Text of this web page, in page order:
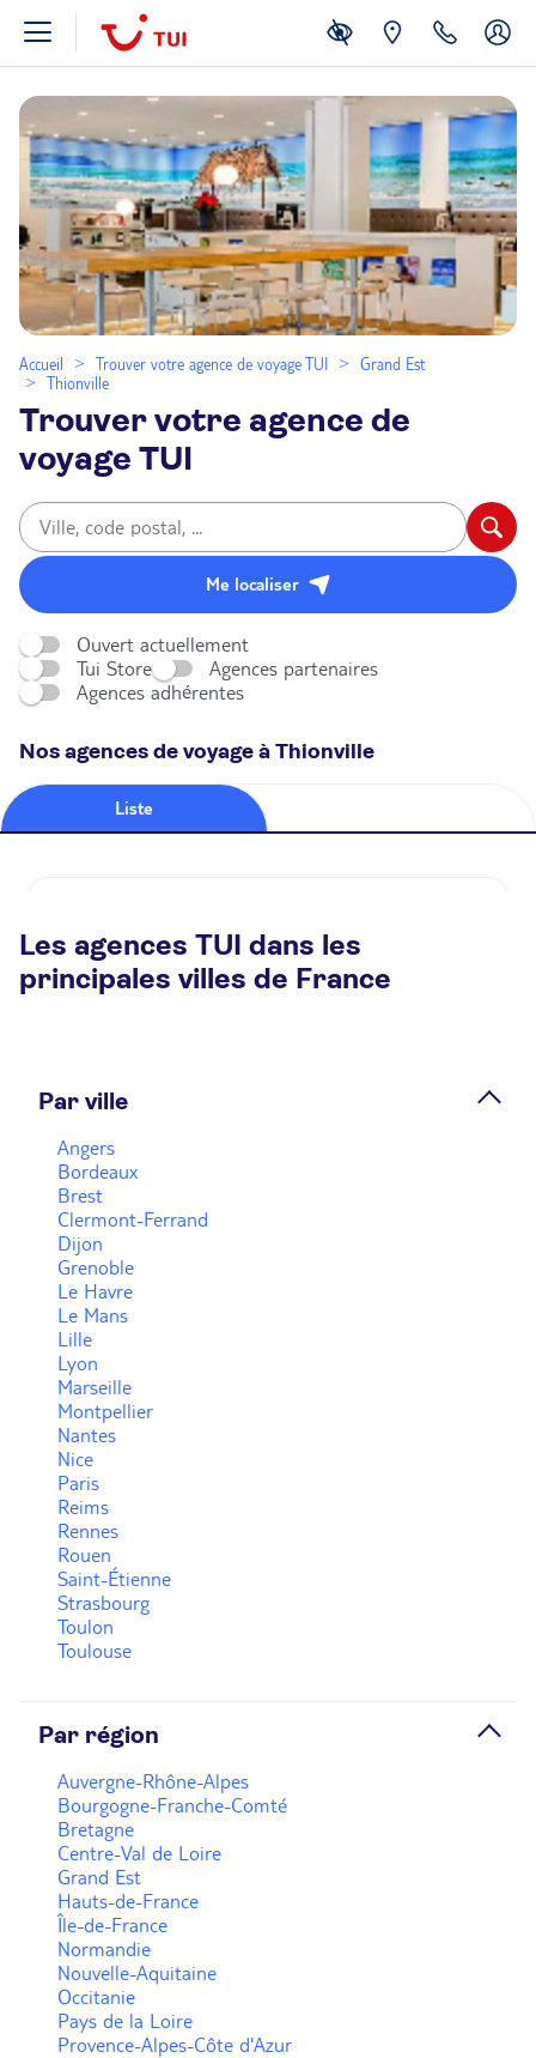
Accueil Trouver votre agence de voyage TUI
Grand Est
Thionville
Trouver votre agence de
voyage TUI
Me localiser
Ouvert actuellement
Tui Store
Agences partenaires
Agences adhérentes
Nos agences de voyage à Thionville
Liste
Carte
Fermé.Ouvre à 09:30
21 rue Du Four Banal 57100 Thionville
Agence de voyage TUI STORE Thionville
Fermé.
37 place Anne Grommerch 57100 Thionville
Les agences TUI dans les
principales villes de France
Par ville
Angers
Bordeaux
Brest
Clermont-Ferrand
Dijon
Grenoble
Le Havre
Le Mans
Lille
Lyon
Marseille
Montpellier
Nantes
Nice
Paris
Reims
Rennes
Rouen
Saint-Étienne
Strasbourg
Toulon
Toulouse
Par région
Auvergne-Rhône-Alpes
Bourgogne-Franche-Comté
Bretagne
Centre-Val de Loire
Grand Est
Hauts-de-France
Île-de-France
Normandie
Nouvelle-Aquitaine
Occitanie
Pays de la Loire
Provence-Alpes-Côte d'Azur